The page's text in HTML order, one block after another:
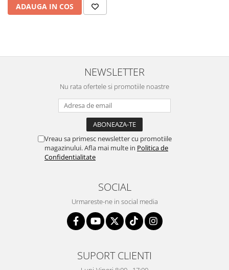
ADAUGA IN COS
NEWSLETTER
Nu rata ofertele si promotiile noastre
Vreau sa primesc newsletter cu promotiile
magazinului. Afla mai multe in Politica de
Confidentialitate
SOCIAL
Urmareste-ne in social media
SUPORT CLIENTI